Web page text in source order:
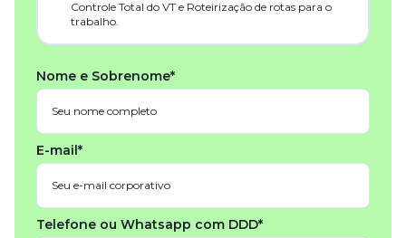
Controle Total do VT e Roteirização de rotas para o
trabalho.
Nome e Sobrenome*
E-mail*
Telefone ou Whatsapp com DDD*